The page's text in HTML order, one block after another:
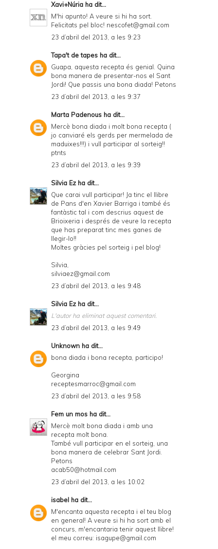
Xavi+Núria ha dit...
M'hi apunto! A veure si hi ha sort.
Felicitats pel bloc! nescofet@gmail.com
23 d’abril del 2013, a les 9:23
Tapa't de tapes ha dit...
Guapa, aquesta recepta és genial. Quina
bona manera de presentar-nos el Sant
Jordi! Que passis una bona diada! Petons
23 d’abril del 2013, a les 9:37
Marta Padenous ha dit...
Mercè bona diada i molt bona recepta (
jo canviaré els gerds per mermelada de
maduixes!!!) i vull participar al sorteig!!
ptnts
23 d’abril del 2013, a les 9:39
Silvia Ez ha dit...
Que carai vull participar! Ja tinc el llibre
de Pans d'en Xavier Barriga i també és
fantàstic tal i com descrius aquest de
Brioixeria i després de veure la recepta
que has preparat tinc mes ganes de
llegir-lo!!
Moltes gràcies pel sorteig i pel blog!
Silvia,
silviaez@gmail.com
23 d’abril del 2013, a les 9:48
Silvia Ez ha dit...
L'autor ha eliminat aquest comentari.
23 d’abril del 2013, a les 9:49
Unknown ha dit...
bona diada i bona recepta, participo!
Georgina
receptesmarroc@gmail.com
23 d’abril del 2013, a les 9:58
Fem un mos ha dit...
Mercè molt bona diada i amb una
recepta molt bona.
També vull participar en el sorteig, una
bona manera de celebrar Sant Jordi.
Petons
acab50@hotmail.com
23 d’abril del 2013, a les 10:02
isabel ha dit...
M'encanta aquesta recepta i el teu blog
en general! A veure si hi ha sort amb el
concurs, m'encantaria tenir aquest llibre!
el meu correu: isagupe@gmail.com